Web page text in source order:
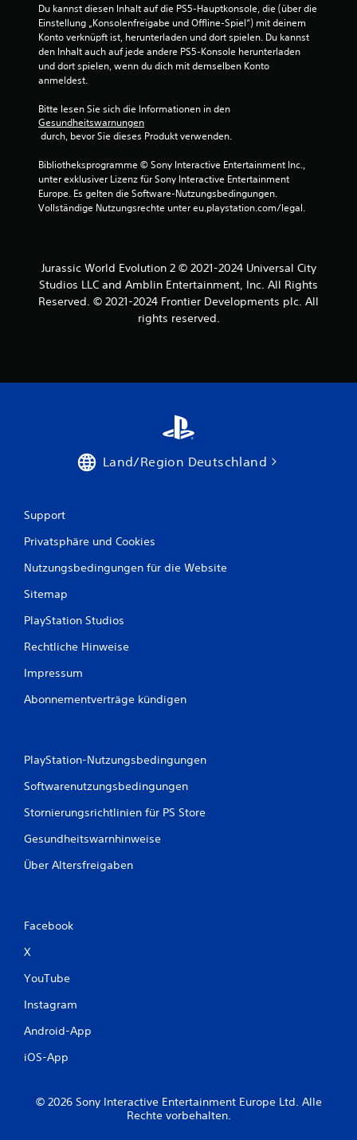
Du kannst diesen Inhalt auf die PS5-Hauptkonsole, die (über die
Einstellung „Konsolenfreigabe und Offline-Spiel“) mit deinem
Konto verknüpft ist, herunterladen und dort spielen. Du kannst
den Inhalt auch auf jede andere PS5-Konsole herunterladen
und dort spielen, wenn du dich mit demselben Konto
anmeldest.
Bitte lesen Sie sich die Informationen in den
Gesundheitswarnungen
durch, bevor Sie dieses Produkt verwenden.
Bibliotheksprogramme © Sony Interactive Entertainment Inc.,
unter exklusiver Lizenz für Sony Interactive Entertainment
Europe. Es gelten die Software-Nutzungsbedingungen.
Vollständige Nutzungsrechte unter eu.playstation.com/legal.
Jurassic World Evolution 2 © 2021-2024 Universal City
Studios LLC and Amblin Entertainment, Inc. All Rights
Reserved. © 2021-2024 Frontier Developments plc. All
rights reserved.
Land/Region Deutschland
Support
Privatsphäre und Cookies
Nutzungsbedingungen für die Website
Sitemap
PlayStation Studios
Rechtliche Hinweise
Impressum
Abonnementverträge kündigen
PlayStation-Nutzungsbedingungen
Softwarenutzungsbedingungen
Stornierungsrichtlinien für PS Store
Gesundheitswarnhinweise
Über Altersfreigaben
Facebook
X
YouTube
Instagram
Android-App
iOS-App
© 2026 Sony Interactive Entertainment Europe Ltd. Alle
Rechte vorbehalten.